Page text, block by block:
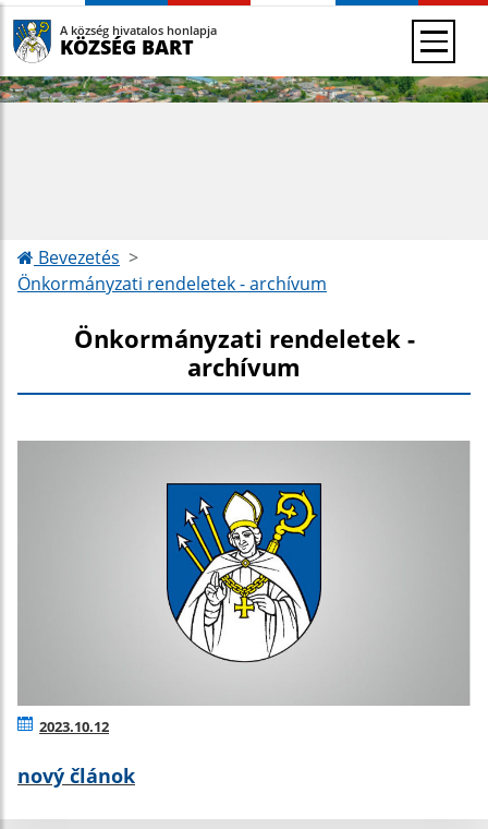
A község hivatalos honlapja
KÖZSÉG BART
Bevezetés
Önkormányzati rendeletek - archívum
Önkormányzati rendeletek -
archívum
2023.10.12
nový článok